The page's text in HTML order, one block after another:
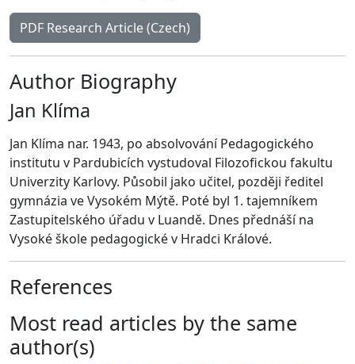
PDF Research Article (Czech)
Author Biography
Jan Klíma
Jan Klíma nar. 1943, po absolvování Pedagogického
institutu v Pardubicích vystudoval Filozofickou fakultu
Univerzity Karlovy. Působil jako učitel, později ředitel
gymnázia ve Vysokém Mýtě. Poté byl 1. tajemníkem
Zastupitelského úřadu v Luandě. Dnes přednáší na
Vysoké škole pedagogické v Hradci Králové.
References
Most read articles by the same
author(s)